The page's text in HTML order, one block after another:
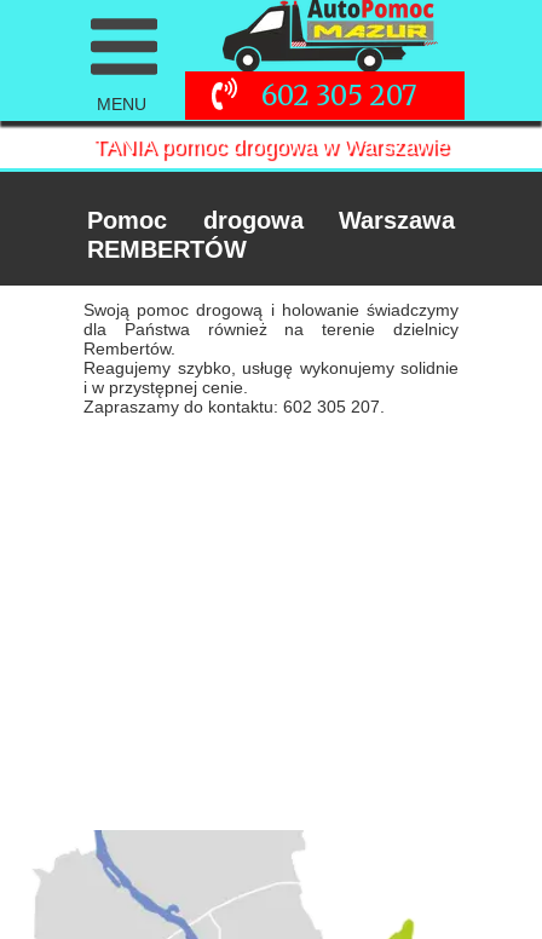
MENU
TANIA pomoc drogowa w Warszawie
602 305 207
Pomoc drogowa Warszawa
REMBERTÓW
Swoją pomoc drogową i holowanie świadczymy
dla Państwa również na terenie dzielnicy
Rembertów.
Reagujemy szybko, usługę wykonujemy solidnie
i w przystępnej cenie.
Zapraszamy do kontaktu: 602 305 207.